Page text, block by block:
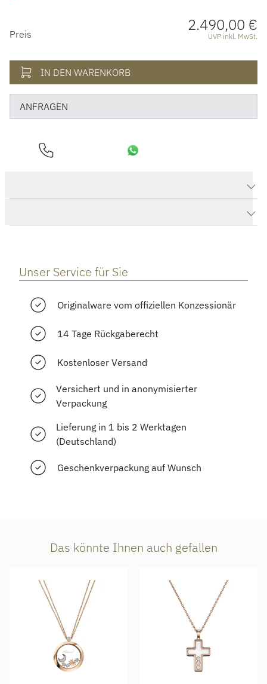
PREISINFORMATIONEN
Preis 2.490,00 €
UVP inkl. MwSt.
IN DEN WARENKORB
ANFRAGEN
Unser Service für Sie
Originalware vom offiziellen Konzessionär
14 Tage Rückgaberecht
Kostenloser Versand
Versichert und in anonymisierter
Verpackung
Lieferung in 1 bis 2 Werktagen
(Deutschland)
Geschenkverpackung auf Wunsch
Das könnte Ihnen auch gefallen